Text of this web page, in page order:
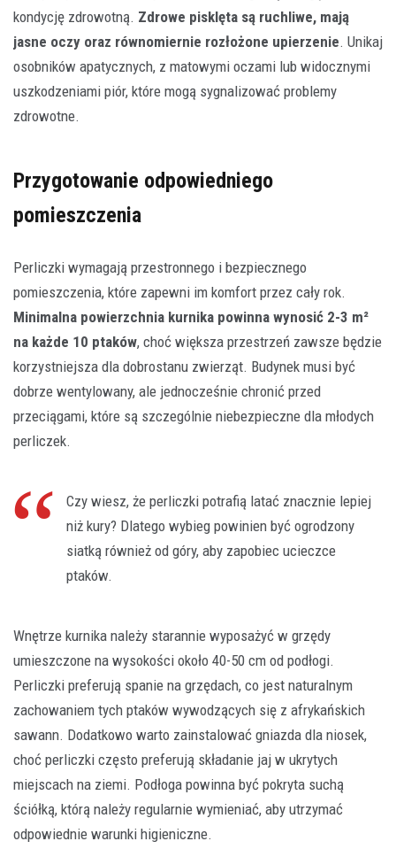
kondycję zdrowotną. Zdrowe pisklęta są ruchliwe, mają
jasne oczy oraz równomiernie rozłożone upierzenie. Unikaj
osobników apatycznych, z matowymi oczami lub widocznymi
uszkodzeniami piór, które mogą sygnalizować problemy
zdrowotne.
Przygotowanie odpowiedniego
pomieszczenia
Perliczki wymagają przestronnego i bezpiecznego
pomieszczenia, które zapewni im komfort przez cały rok.
Minimalna powierzchnia kurnika powinna wynosić 2-3 m²
na każde 10 ptaków, choć większa przestrzeń zawsze będzie
korzystniejsza dla dobrostanu zwierząt. Budynek musi być
dobrze wentylowany, ale jednocześnie chronić przed
przeciągami, które są szczególnie niebezpieczne dla młodych
perliczek.
Czy wiesz, że perliczki potrafią latać znacznie lepiej
niż kury? Dlatego wybieg powinien być ogrodzony
siatką również od góry, aby zapobiec ucieczce
ptaków.
Wnętrze kurnika należy starannie wyposażyć w grzędy
umieszczone na wysokości około 40-50 cm od podłogi.
Perliczki preferują spanie na grzędach, co jest naturalnym
zachowaniem tych ptaków wywodzących się z afrykańskich
sawann. Dodatkowo warto zainstalować gniazda dla niosek,
choć perliczki często preferują składanie jaj w ukrytych
miejscach na ziemi. Podłoga powinna być pokryta suchą
ściółką, którą należy regularnie wymieniać, aby utrzymać
odpowiednie warunki higieniczne.